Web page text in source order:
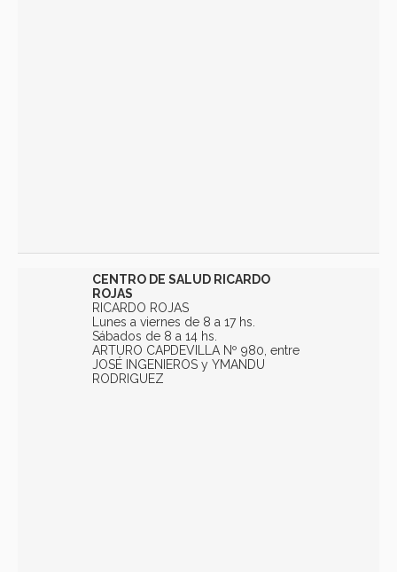
CENTRO DE SALUD RICARDO
ROJAS
RICARDO ROJAS
Lunes a viernes de 8 a 17 hs.
Sábados de 8 a 14 hs.
ARTURO CAPDEVILLA Nº 980, entre
JOSÉ INGENIEROS y YMANDU
RODRIGUEZ